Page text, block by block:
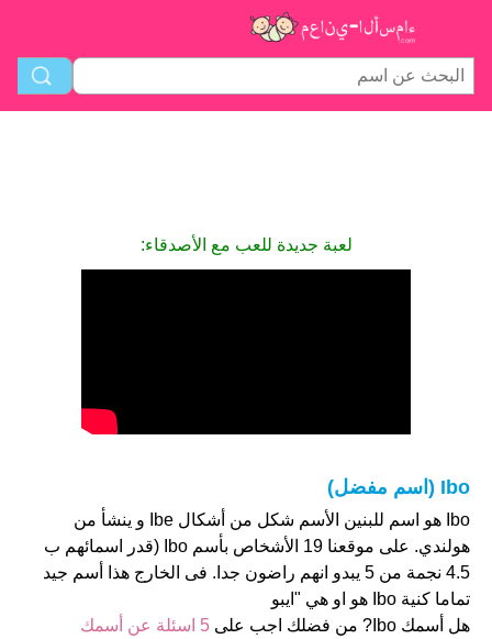
لعبة جديدة للعب مع الأصدقاء:
Ibo (اسم مفضل)
Ibo هو اسم للبنين الأسم شكل من أشكال Ibe و ينشأ من
هولندي. على موقعنا 19 الأشخاص بأسم Ibo (قدر اسمائهم ب
4.5 نجمة من 5 يبدو انهم راضون جدا. فى الخارج هذا أسم جيد
تماما كنية Ibo هو او هي "ايبو
هل أسمك Ibo? من فضلك اجب على
5 اسئلة عن أسمك